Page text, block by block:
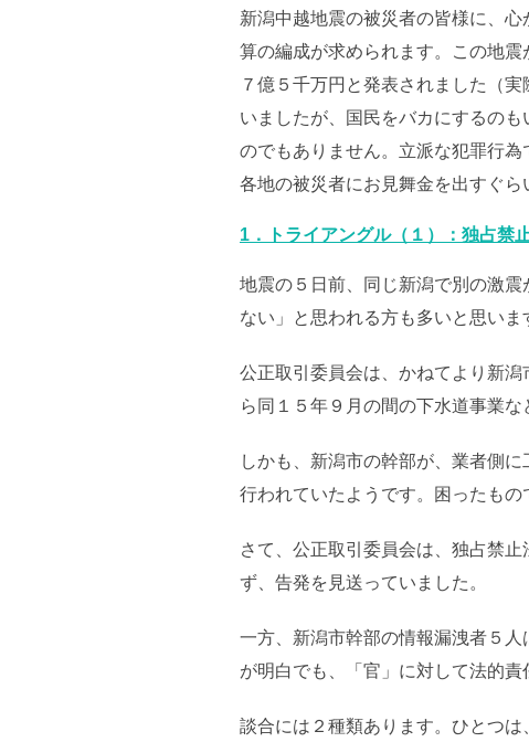
新潟中越地震の被災者の皆様に、
算の編成が求められます。この地
７億５千万円と発表されました（
いましたが、国民をバカにするの
のでもありません。立派な犯罪行
各地の被災者にお見舞金を出すぐら
1．トライアングル（１）：独占禁
地震の５日前、同じ新潟で別の激
ない」と思われる方も多いと思いま
公正取引委員会は、かねてより新
ら同１５年９月の間の下水道事業
しかも、新潟市の幹部が、業者側
行われていたようです。困ったもの
さて、公正取引委員会は、独占禁
ず、告発を見送っていました。
一方、新潟市幹部の情報漏洩者５
が明白でも、「官」に対して法的
談合には２種類あります。ひとつ